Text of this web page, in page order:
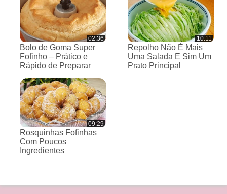
02:36
Bolo de Goma Super
Fofinho – Prático e
Rápido de Preparar
10:11
Repolho Não É Mais
Uma Salada E Sim Um
Prato Principal
09:29
Rosquinhas Fofinhas
Com Poucos
Ingredientes